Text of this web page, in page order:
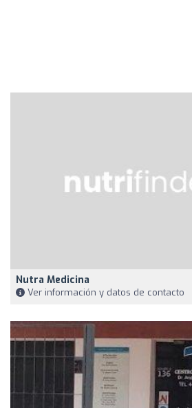
Nutra Medicina
Ver información y datos de contacto